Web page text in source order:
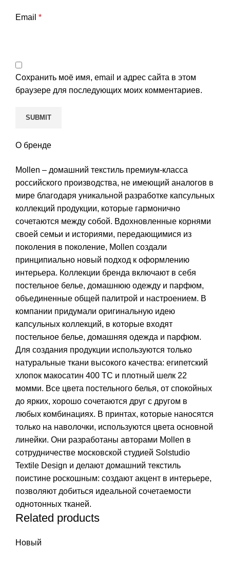
Email *
Сохранить моё имя, email и адрес сайта в этом
браузере для последующих моих комментариев.
О бренде
Mollen – домашний текстиль премиум-класса
российского производства, не имеющий аналогов в
мире благодаря уникальной разработке капсульных
коллекций продукции, которые гармонично
сочетаются между собой. Вдохновленные корнями
своей семьи и историями, передающимися из
поколения в поколение, Mollen создали
принципиально новый подход к оформлению
интерьера. Коллекции бренда включают в себя
постельное белье, домашнюю одежду и парфюм,
объединенные общей палитрой и настроением. В
компании придумали оригинальную идею
капсульных коллекций, в которые входят
постельное белье, домашняя одежда и парфюм.
Для создания продукции используются только
натуральные ткани высокого качества: египетский
хлопок макосатин 400 ТС и плотный шелк 22
момми. Все цвета постельного белья, от спокойных
до ярких, хорошо сочетаются друг с другом в
любых комбинациях. В принтах, которые наносятся
только на наволочки, используются цвета основной
линейки. Они разработаны авторами Mollen в
сотрудничестве московской студией Solstudio
Textile Design и делают домашний текстиль
поистине роскошным: создают акцент в интерьере,
позволяют добиться идеальной сочетаемости
однотонных тканей.
Related products
Новый